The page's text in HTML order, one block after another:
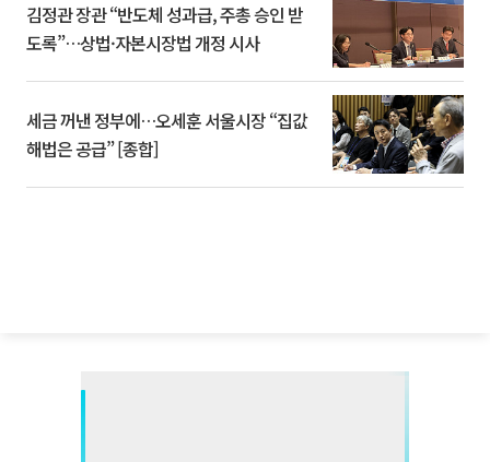
김정관 장관 “반도체 성과급, 주총 승인 받
도록”…상법·자본시장법 개정 시사
세금 꺼낸 정부에…오세훈 서울시장 “집값
해법은 공급” [종합]